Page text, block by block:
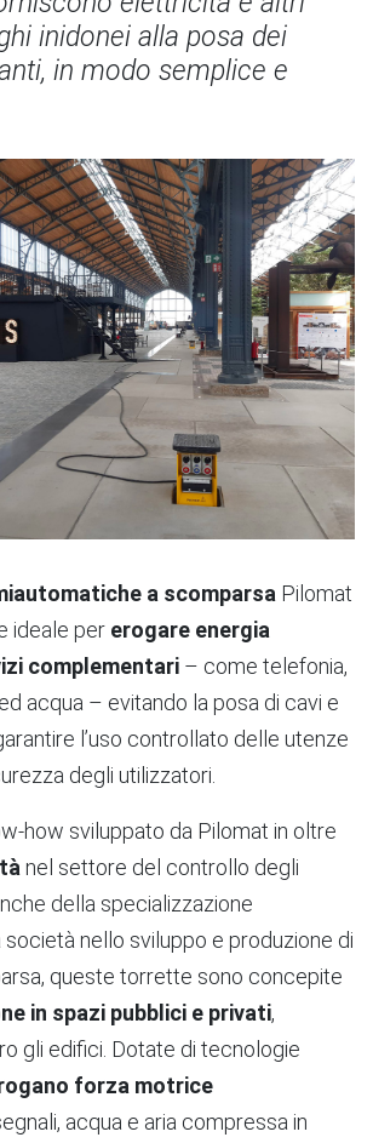
inidonei alla posa dei
in modo semplice e
a scomparsa Pilomat
ideale per erogare energia
complementari – come telefonia,
acqua – evitando la posa di cavi e
l’uso controllato delle utenze
degli utilizzatori.
how sviluppato da Pilomat in oltre
nel settore del controllo degli
della specializzazione
nello sviluppo e produzione di
queste torrette sono concepite
in spazi pubblici e privati,
gli edifici. Dotate di tecnologie
forza motrice
acqua e aria compressa in